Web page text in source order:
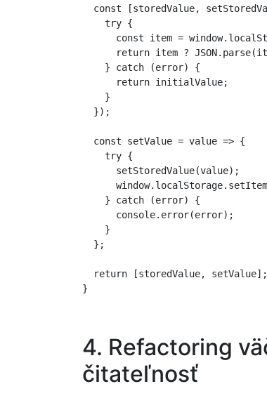
const [storedValue,
    try {
const item =
return item ?
    } catch (error) {
      return initialValue;
    }
  });
  const setValue = value => {
    try {
      setStoredValue(value);
    } catch (error) {
      console.error(error);
    }
  };
  return [storedValue, setValue];
}
4. Refactoring
čitateľnosť